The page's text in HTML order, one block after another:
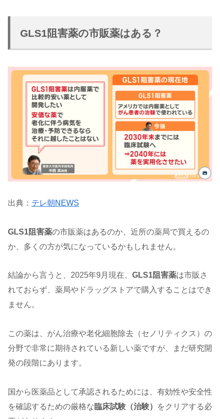
GLS1阻害薬の市販薬はある？
出典： テレ朝NEWS
GLS1阻害薬の市販薬はあるのか、近所の薬局で買えるの
か、多くの方が気になっているかもしれません。
結論から言うと、2025年9月現在、 GLS1阻害薬は市販さ
れておらず、薬局やドラッグストアで購入することはでき
ません。
この薬は、がん治療や老化細胞除去（セノリティクス）の
分野で非常に期待されている新しい薬ですが、まだ研究開
発の段階にあります。
国から医薬品として承認されるためには、有効性や安全性
を確認するための厳格な臨床試験（治験）
をクリアする必